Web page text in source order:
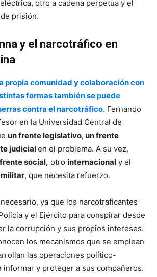
otro a cadena perpetua y el
prisión.
y el narcotráfico en
propia comunidad y colaboración con
formas también se puede
contra el narcotráfico. Fernando
en la Universidad Central de
un frente legislativo, un frente
judicialen el problema. A su vez,
frente social, otro internacional y el
, que necesita refuerzo.
ya que los narcotraficantes
y el Ejército para conspirar desde
la corrupción y sus propios intereses.
los mecanismos que se emplean
las operaciones político-
informar y proteger a sus compañeros.